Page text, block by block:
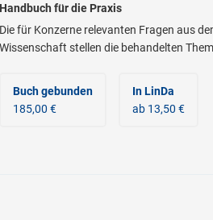
Handbuch für die Praxis
Die für Konzerne relevanten Fragen aus
Wissenschaft stellen die behandelten
Buch gebunden
185,00 €
In LinDa
ab 13,50 €